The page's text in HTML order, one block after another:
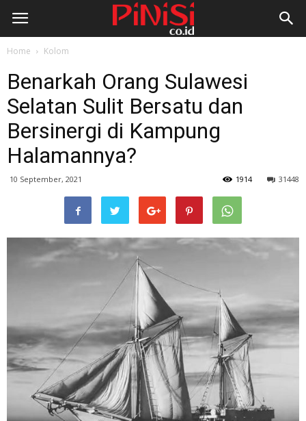
Home Kolom
Benarkah Orang Sulawesi
Selatan Sulit Bersatu dan
Bersinergi di Kampung
Halamannya?
10 September, 2021 31448
1914